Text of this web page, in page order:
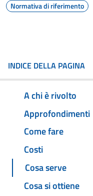
Normativa di riferimento
INDICE DELLA PAGINA
A chi è rivolto
Approfondimenti
Come fare
Costi
Cosa serve
Cosa si ottiene